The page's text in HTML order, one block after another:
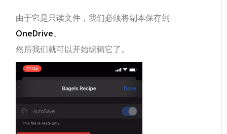
由于它是只读文件，我们必须将副本保存到
OneDrive。
然后我们就可以开始编辑它了。